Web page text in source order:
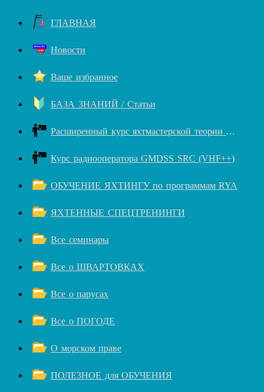
ГЛАВНАЯ
Новости
Ваше избранное
БАЗА ЗНАНИЙ / Статьи
Расширенный курс яхтмастерской теории RYA++
Курс радиооператора GMDSS SRC (VHF++)
ОБУЧЕНИЕ ЯХТИНГУ по программам RYA
ЯХТЕННЫЕ СПЕЦТРЕНИНГИ
Все семинары
Все о ШВАРТОВКАХ
Все о парусах
Все о ПОГОДЕ
О морском праве
ПОЛЕЗНОЕ для ОБУЧЕНИЯ